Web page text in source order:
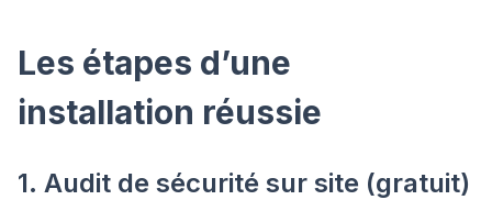
Les étapes d’une
installation réussie
1. Audit de sécurité sur site (gratuit)